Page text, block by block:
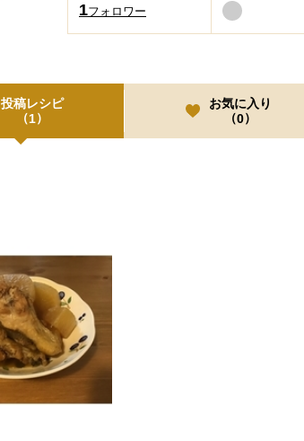
1フォロワー
投稿レシピ
（1）
お気に入り
（0）